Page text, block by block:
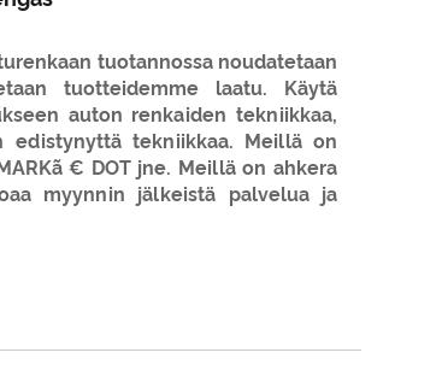
tuotannossa noudatetaan
tuotteidemme laatu. Käytä
auton renkaiden tekniikkaa,
edistynyttä tekniikkaa. Meillä on
€ DOT jne. Meillä on ahkera
myynnin jälkeistä palvelua ja